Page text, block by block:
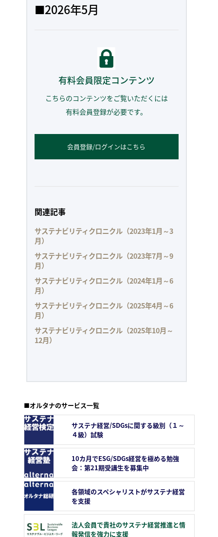
■2026年5月
有料会員限定コンテンツ
こちらのコンテンツをご覧いただくには
有料会員登録が必要です。
会員登録/ログインはこちら
関連記事
サステナビリティクロニクル（2023年1月～3
月）
サステナビリティクロニクル（2023年7月～9
月）
サステナビリティクロニクル（2024年1月～6
月）
サステナビリティクロニクル（2025年4月～6
月）
サステナビリティクロニクル（2025年10月～
12月）
■オルタナのサービス一覧
サステナ経営/SDGsに関する級別（１～
４級）試験
10カ月でESG/SDGs経営を極める勉強
会：第21期受講生を募集中
各領域のスペシャリストがサステナ経営
を支援
法人会員で貴社のサステナ経営推進と情
報発信を強力に支援